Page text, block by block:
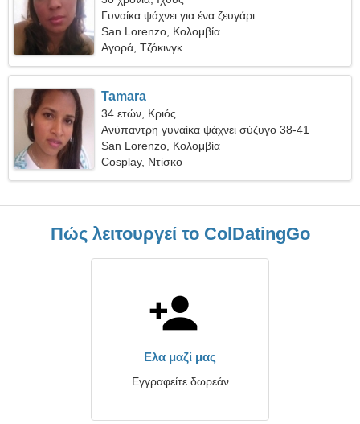
Γυναίκα ψάχνει για ένα ζευγάρι
San Lorenzo, Κολομβία
Αγορά, Τζόκινγκ
Tamara
34 ετών, Κριός
Ανύπαντρη γυναίκα ψάχνει σύζυγο 38-41
San Lorenzo, Κολομβία
Cosplay, Ντίσκο
Πώς λειτουργεί το ColDatingGo
Ελα μαζί μας
Εγγραφείτε δωρεάν